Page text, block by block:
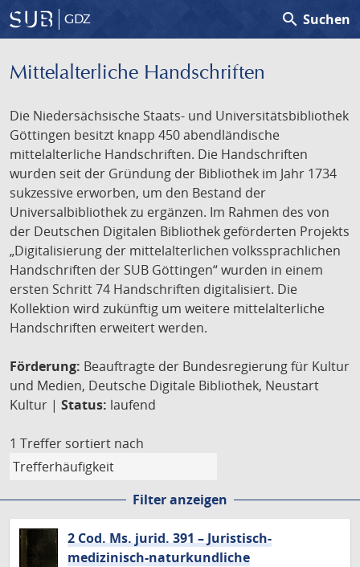
GDZ search Suchen
Mittelalterliche Handschriften
Die Niedersächsische Staats- und Universitätsbibliothek
Göttingen besitzt knapp 450 abendländische
mittelalterliche Handschriften. Die Handschriften
wurden seit der Gründung der Bibliothek im Jahr 1734
sukzessive erworben, um den Bestand der
Universalbibliothek zu ergänzen. Im Rahmen des von
der Deutschen Digitalen Bibliothek geförderten Projekts
„Digitalisierung der mittelalterlichen volkssprachlichen
Handschriften der SUB Göttingen“ wurden in einem
ersten Schritt 74 Handschriften digitalisiert. Die
Kollektion wird zukünftig um weitere mittelalterliche
Handschriften erweitert werden.
Förderung: Beauftragte der Bundesregierung für Kultur
und Medien, Deutsche Digitale Bibliothek, Neustart
Kultur | Status: laufend
1 Treffer sortiert nach
Filter anzeigen
2 Cod. Ms. jurid. 391 – Juristisch-
medizinisch-naturkundliche